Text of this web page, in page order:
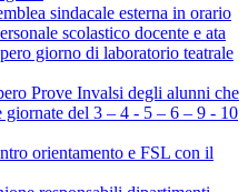
sindacale esterna in orario
scolastico docente e ata
giorno di laboratorio teatrale
Prove Invalsi degli alunni che
giornate del 3 – 4 - 5 – 6 – 9 - 10
orientamento e FSL con il